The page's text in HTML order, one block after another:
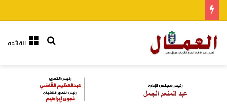
القائمةبحث عن